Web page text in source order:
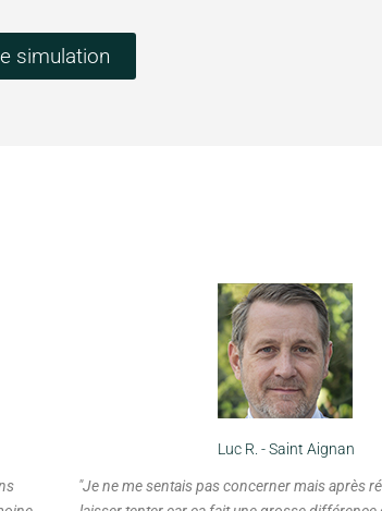
simulation
Luc R. - Saint Aignan
"Je ne me sentais pas concerner mais après